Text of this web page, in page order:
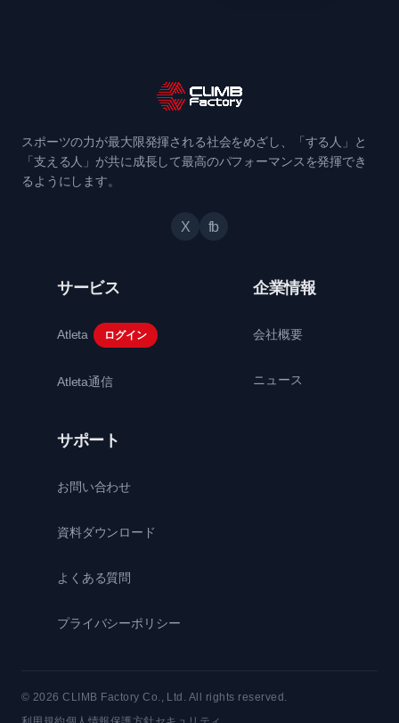
スポーツの力が最大限発揮される社会をめざし、「する人」と
「支える人」が共に成長して最高のパフォーマンスを発揮でき
るようにします。
X fb
サービス
Atleta ログイン
Atleta通信
企業情報
会社概要
ニュース
サポート
お問い合わせ
資料ダウンロード
よくある質問
プライバシーポリシー
© 2026 CLIMB Factory Co., Ltd. All rights reserved.